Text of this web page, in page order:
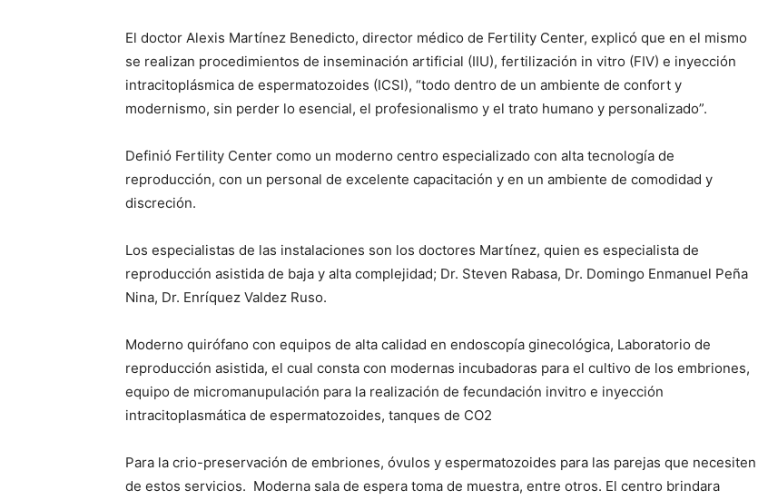
El doctor Alexis Martínez Benedicto, director médico de Fertility Center, explicó que en el mismo
se realizan procedimientos de inseminación artificial (IIU), fertilización in vitro (FIV) e inyección
intracitoplásmica de espermatozoides (ICSI), “todo dentro de un ambiente de confort y
modernismo, sin perder lo esencial, el profesionalismo y el trato humano y personalizado”.
Definió Fertility Center como un moderno centro especializado con alta tecnología de
reproducción, con un personal de excelente capacitación y en un ambiente de comodidad y
discreción.
Los especialistas de las instalaciones son los doctores Martínez, quien es especialista de
reproducción asistida de baja y alta complejidad; Dr. Steven Rabasa, Dr. Domingo Enmanuel Peña
Nina, Dr. Enríquez Valdez Ruso.
Moderno quirófano con equipos de alta calidad en endoscopía ginecológica, Laboratorio de
reproducción asistida, el cual consta con modernas incubadoras para el cultivo de los embriones,
equipo de micromanupulación para la realización de fecundación invitro e inyección
intracitoplasmática de espermatozoides, tanques de CO2
Para la crio-preservación de embriones, óvulos y espermatozoides para las parejas que necesiten
de estos servicios. Moderna sala de espera toma de muestra, entre otros. El centro brindara